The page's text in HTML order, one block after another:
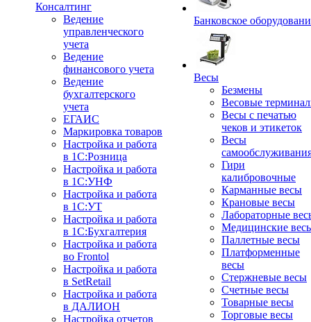
Консалтинг
Ведение
управленческого
учета
Ведение
финансового учета
Ведение
бухгалтерского
учета
ЕГАИС
Маркировка товаров
Настройка и работа
в 1С:Розница
Настройка и работа
в 1С:УНФ
Настройка и работа
в 1С:УТ
Настройка и работа
в 1С:Бухгалтерия
Настройка и работа
во Frontol
Настройка и работа
в SetRetail
Настройка и работа
в ДАЛИОН
Настройка отчетов
Банковское
Весы
Безмены
Весовые
Весы с печатью
чеков и этикеток
Весы
Гири
калибровочные
Карманные весы
Крановые весы
Лабораторные
Медицинские
Паллетные весы
Платформенные
весы
Стержневые весы
Счетные весы
Товарные весы
Торговые весы